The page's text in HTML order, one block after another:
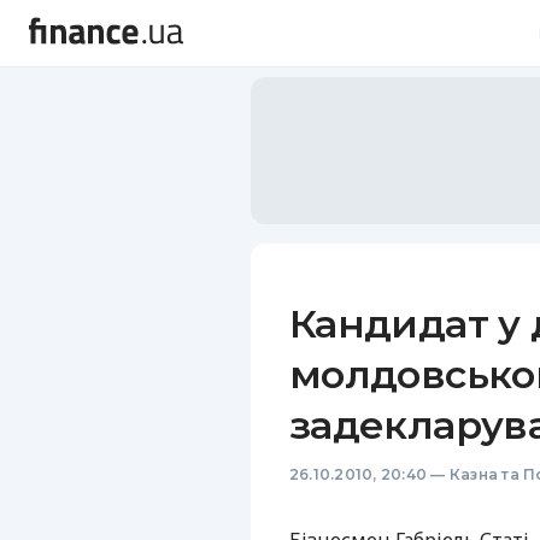
Кандидат у
26.10.2010, 20:40 — Казна та